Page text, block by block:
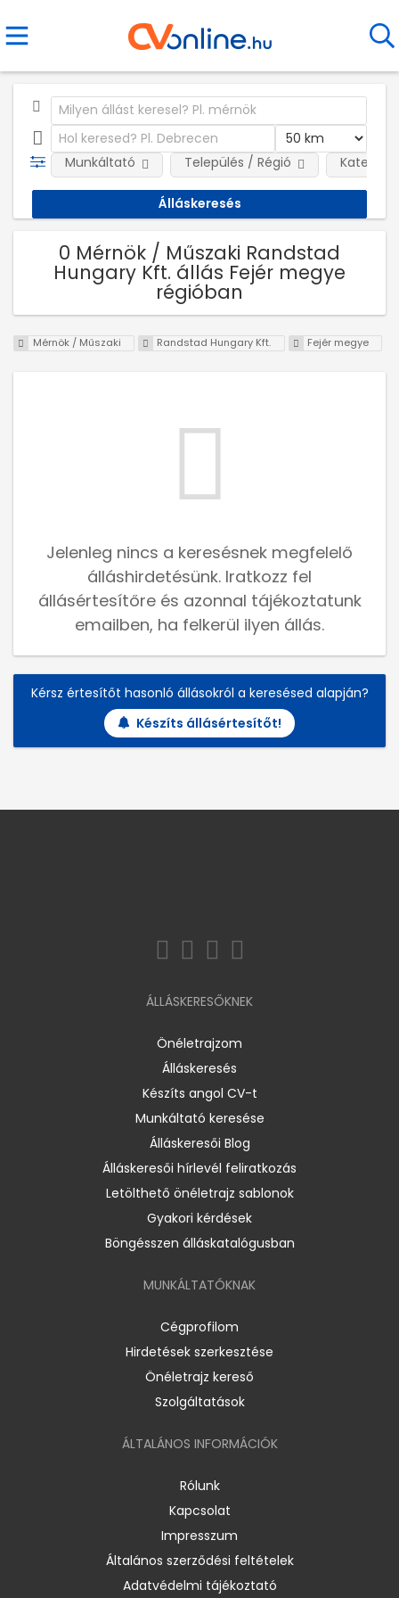
Munkáltató Település / Régió
0 Mérnök / Műszaki Randstad
Hungary Kft. állás Fejér megye
régióban
Mérnök / Műszaki Randstad Hungary Kft. Fejér megye
Jelenleg nincs a keresésnek megfelelő
álláshirdetésünk. Iratkozz fel
állásértesítőre és azonnal tájékoztatunk
emailben, ha felkerül ilyen állás.
Kérsz értesítőt hasonló állásokról a keresésed alapján?
Készíts állásértesítőt!
ÁLLÁSKERESŐKNEK
Önéletrajzom
Álláskeresés
Készíts angol CV-t
Munkáltató keresése
Álláskeresői Blog
Álláskeresői hírlevél feliratkozás
Letölthető önéletrajz sablonok
Gyakori kérdések
Böngésszen álláskatalógusban
MUNKÁLTATÓKNAK
Cégprofilom
Hirdetések szerkesztése
Önéletrajz kereső
Szolgáltatások
ÁLTALÁNOS INFORMÁCIÓK
Rólunk
Kapcsolat
Impresszum
Általános szerződési feltételek
Adatvédelmi tájékoztató